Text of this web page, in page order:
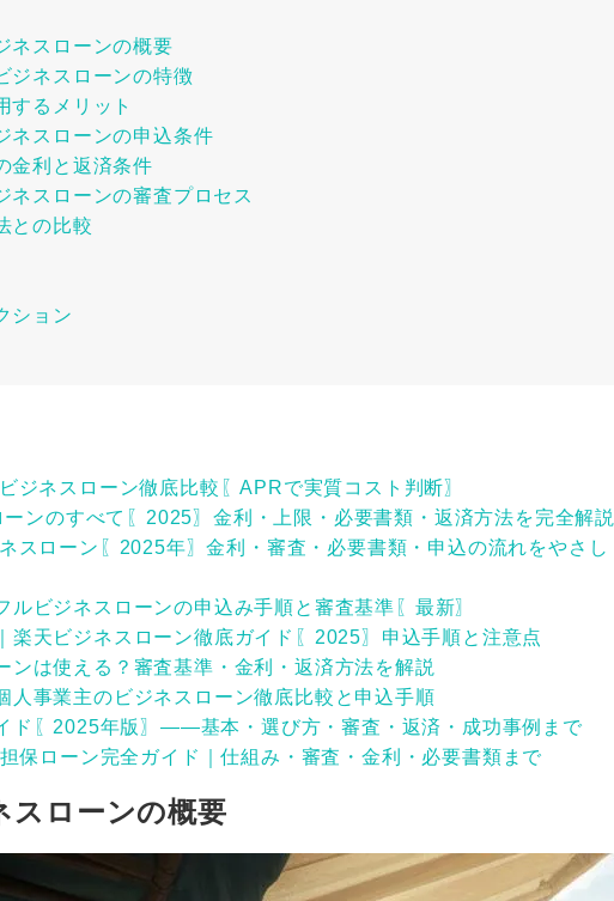
ネスローンの概要
ジネスローンの特徴
するメリット
ネスローンの申込条件
金利と返済条件
ネスローンの審査プロセス
との比較
ション
ジネスローン徹底比較〖APRで実質コスト判断〗
ンのすべて〖2025〗金利・上限・必要書類・返済方法を完全解説
スローン〖2025年〗金利・審査・必要書類・申込の流れをやさし
ルビジネスローンの申込み手順と審査基準〖最新〗
楽天ビジネスローン徹底ガイド〖2025〗申込手順と注意点
ンは使える？審査基準・金利・返済方法を解説
人事業主のビジネスローン徹底比較と申込手順
ド〖2025年版〗――基本・選び方・審査・返済・成功事例まで
保ローン完全ガイド｜仕組み・審査・金利・必要書類まで
スローンの概要